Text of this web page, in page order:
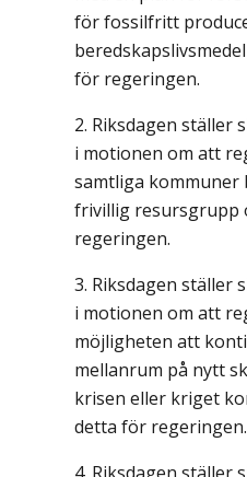
för fossilfritt
för regeringen.
Riksdagen ställer
i motionen om att
samtliga
frivillig resursgrupp
regeringen.
Riksdagen ställer
i motionen om att
möjligheten att
mellanrum på nytt
krisen eller kriget
detta för regeringen.